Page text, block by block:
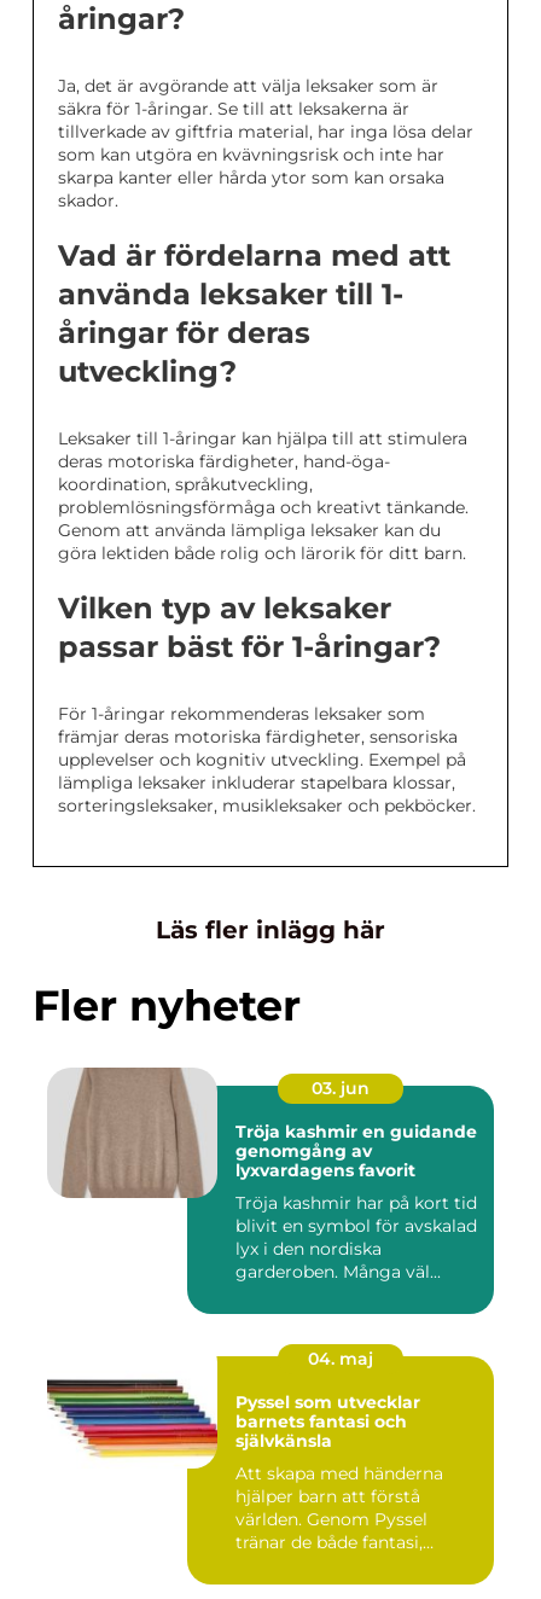
åringar?
Ja, det är avgörande att välja leksaker som är
säkra för 1-åringar. Se till att leksakerna är
tillverkade av giftfria material, har inga lösa delar
som kan utgöra en kvävningsrisk och inte har
skarpa kanter eller hårda ytor som kan orsaka
skador.
Vad är fördelarna med att
använda leksaker till 1-
åringar för deras
utveckling?
Leksaker till 1-åringar kan hjälpa till att stimulera
deras motoriska färdigheter, hand-öga-
koordination, språkutveckling,
problemlösningsförmåga och kreativt tänkande.
Genom att använda lämpliga leksaker kan du
göra lektiden både rolig och lärorik för ditt barn.
Vilken typ av leksaker
passar bäst för 1-åringar?
För 1-åringar rekommenderas leksaker som
främjar deras motoriska färdigheter, sensoriska
upplevelser och kognitiv utveckling. Exempel på
lämpliga leksaker inkluderar stapelbara klossar,
sorteringsleksaker, musikleksaker och pekböcker.
Läs fler inlägg här
Fler nyheter
03. jun
Tröja kashmir en guidande
genomgång av
lyxvardagens favorit
Tröja kashmir har på kort tid
blivit en symbol för avskalad
lyx i den nordiska
garderoben. Många väl...
04. maj
Pyssel som utvecklar
barnets fantasi och
självkänsla
Att skapa med händerna
hjälper barn att förstå
världen. Genom Pyssel
tränar de både fantasi,